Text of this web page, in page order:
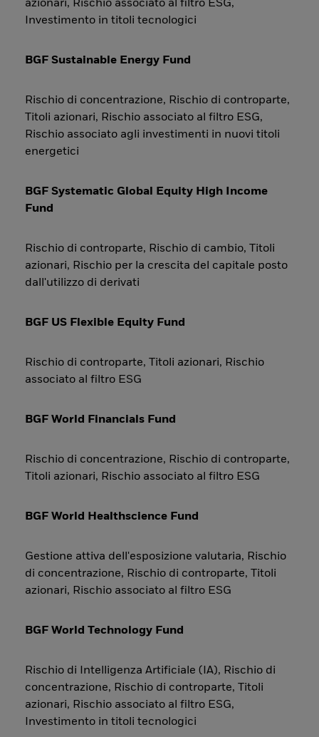
azionari, Rischio associato al filtro ESG,
Investimento in titoli tecnologici
BGF Sustainable Energy Fund
Rischio di concentrazione, Rischio di controparte,
Titoli azionari, Rischio associato al filtro ESG,
Rischio associato agli investimenti in nuovi titoli
energetici
BGF Systematic Global Equity High Income
Fund
Rischio di controparte, Rischio di cambio, Titoli
azionari, Rischio per la crescita del capitale posto
dall'utilizzo di derivati
BGF US Flexible Equity Fund
Rischio di controparte, Titoli azionari, Rischio
associato al filtro ESG
BGF World Financials Fund
Rischio di concentrazione, Rischio di controparte,
Titoli azionari, Rischio associato al filtro ESG
BGF World Healthscience Fund
Gestione attiva dell'esposizione valutaria, Rischio
di concentrazione, Rischio di controparte, Titoli
azionari, Rischio associato al filtro ESG
BGF World Technology Fund
Rischio di Intelligenza Artificiale (IA), Rischio di
concentrazione, Rischio di controparte, Titoli
azionari, Rischio associato al filtro ESG,
Investimento in titoli tecnologici